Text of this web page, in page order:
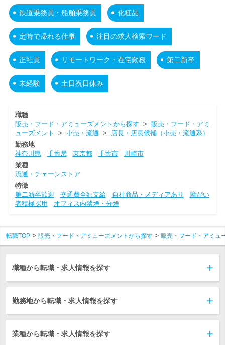
鉄道乗務員・船舶乗務員 化粧品
定時で帰れる仕事 注目の求人検索ワード
正社員 リモートワーク・在宅勤務 第二新卒
未経験 土日祝日休み
職種
販売・フード・アミューズメントから探す > 販売・フード・アミ
ューズメント
> 小売・流通 >
店長・店長候補（小売・流通系）
勤務地
神奈川県
千葉県 東京都 千葉市
川崎市
業種
流通・チェーンストア
特徴
第二新卒歓迎
交通費全額支給 自社商品・メディアあり
障がい
者積極採用
オフィス内禁煙・分煙
転職TOP 販売・フード・アミューズメントから探す 販売・フード・アミュ
職種から転職・求人情報を探す
勤務地から転職・求人情報を探す
業種から転職・求人情報を探す